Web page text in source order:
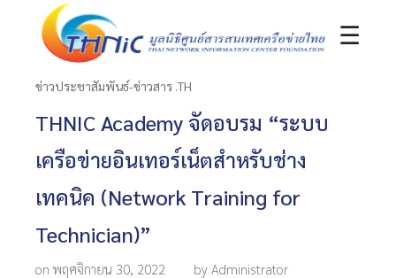
☰
ข่าวประชาสัมพันธ์-ข่าวสาร .TH
THNIC Academy จัดอบรม “ระบบ
เครือข่ายอินเทอร์เน็ตสำหรับช่าง
เทคนิค (Network Training for
Technician)”
on พฤศจิกายน 30, 2022 by Administrator